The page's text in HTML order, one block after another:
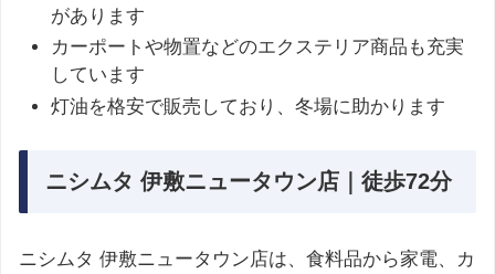
があります
カーポートや物置などのエクステリア商品も充実
しています
灯油を格安で販売しており、冬場に助かります
ニシムタ 伊敷ニュータウン店｜徒歩72分
ニシムタ 伊敷ニュータウン店は、食料品から家電、カ